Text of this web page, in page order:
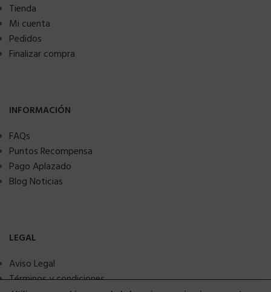
Tienda
Mi cuenta
Pedidos
Finalizar compra
INFORMACIÓN
FAQs
Puntos Recompensa
Pago Aplazado
Blog Noticias
LEGAL
Aviso Legal
Términos y condiciones